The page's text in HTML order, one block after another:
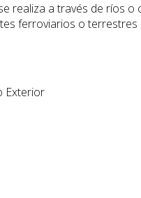
realiza a través de ríos
ferroviarios o
Exterior